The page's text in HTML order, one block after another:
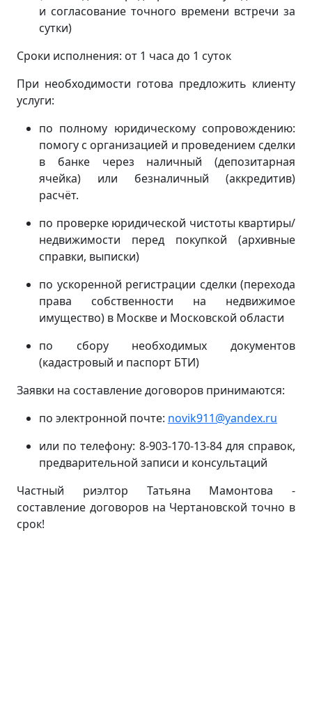
и согласование точного времени встречи за
сутки)
Сроки исполнения: от 1 часа до 1 суток
При необходимости готова предложить клиенту
услуги:
по полному юридическому сопровождению:
помогу с организацией и проведением сделки
в банке через наличный (депозитарная
ячейка) или безналичный (аккредитив)
расчёт.
по проверке юридической чистоты квартиры/
недвижимости перед покупкой (архивные
справки, выписки)
по ускоренной регистрации сделки (перехода
права собственности на недвижимое
имущество) в Москве и Московской области
по сбору необходимых документов
(кадастровый и паспорт БТИ)
Заявки на составление договоров принимаются:
по электронной почте: novik911@yandex.ru
или по телефону: 8-903-170-13-84 для справок,
предварительной записи и консультаций
Частный риэлтор Татьяна Мамонтова -
составление договоров на Чертановской точно в
срок!